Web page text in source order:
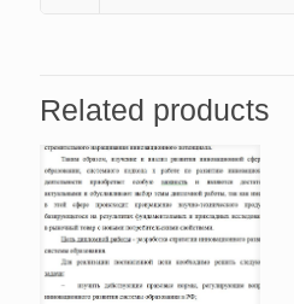
Related products